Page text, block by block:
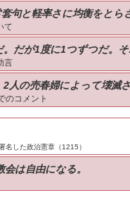
句と軽率さに均衡をとら
て
だが1度に1つずつだ。
言
2人の売春婦によって壊滅
のコメント
名した政治憲章（1215）
は自由になる。